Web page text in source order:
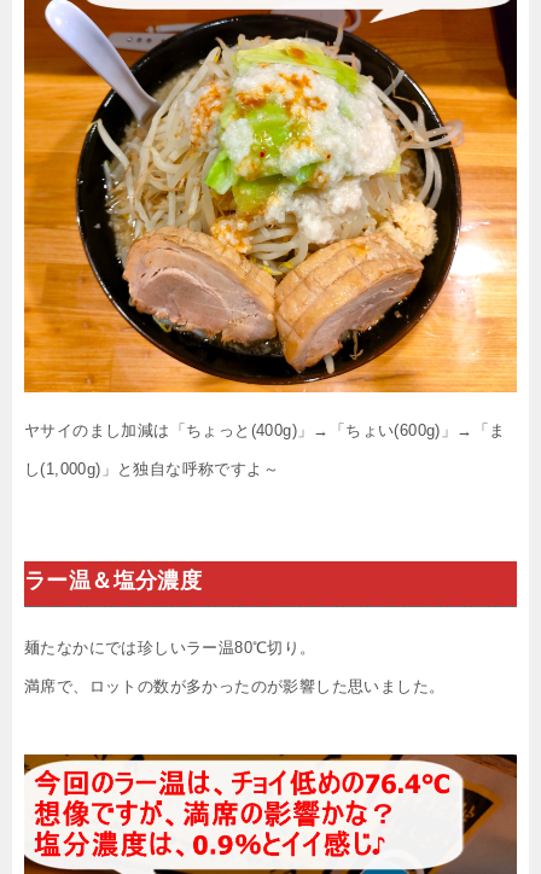
ヤサイのまし加減は「ちょっと(400g)」→「ちょい(600g)」→「ま
し(1,000g)」と独自な呼称ですよ～
ラー温＆塩分濃度
麺たなかにでは珍しいラー温80℃切り。
満席で、ロットの数が多かったのが影響した思いました。